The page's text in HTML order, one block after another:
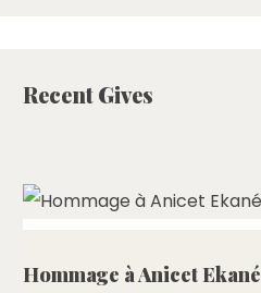
Recent Gives
Hommage à Anicet Ekané